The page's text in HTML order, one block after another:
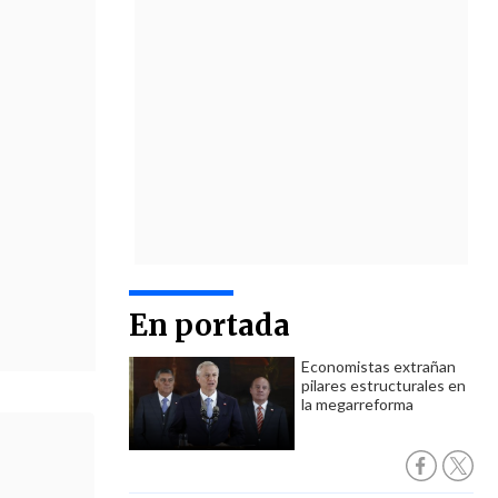
En portada
Economistas extrañan
pilares estructurales en
la megarreforma